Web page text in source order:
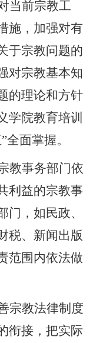
当前宗教工
施，加强对有
于宗教问题的
对宗教基本知
的理论和方针
学院教育培训
面掌握。
教事务部门依
利益的宗教事
，如民政、
税、新闻出版
范围内依法做
宗教法律制度
衔接，把实际